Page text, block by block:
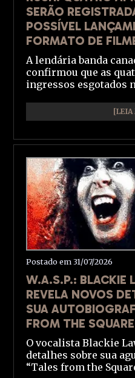
SERÃO
POSSÍVEL
FORMATO DE
A lendária banda
confirmou que as
ingressos esgotados
[LEIA
Postado em 31/07/2026
W.A.S.P.: BLACKIE
REVELA NOVOS
SUA
FROM THE
O vocalista Blackie
detalhes sobre sua
“Tales from the